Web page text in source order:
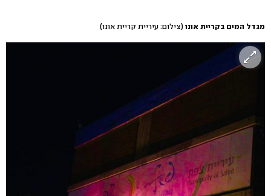
מגדל המים בקריית אונו (צילום: עיריית קריית אונו)